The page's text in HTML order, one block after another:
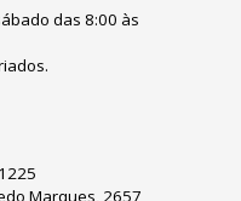
das 8:00 às
Marques, 2657